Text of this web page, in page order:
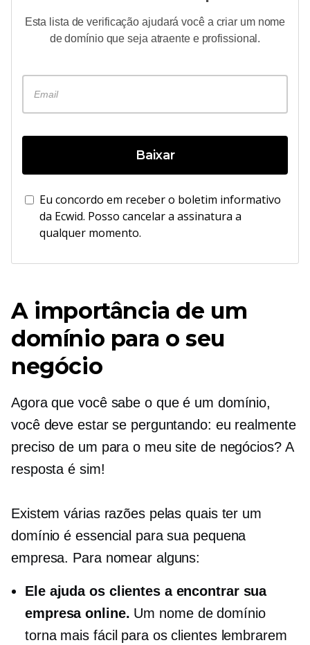
Esta lista de verificação ajudará você a criar um nome
de domínio que seja atraente e profissional.
Baixar
Eu concordo em receber o boletim informativo
da Ecwid. Posso cancelar a assinatura a
qualquer momento.
A importância de um
domínio para o seu
negócio
Agora que você sabe o que é um domínio,
você deve estar se perguntando: eu realmente
preciso de um para o meu site de negócios? A
resposta é sim!
Existem várias razões pelas quais ter um
domínio é essencial para sua pequena
empresa. Para nomear alguns:
Ele ajuda os clientes a encontrar sua
empresa online. Um nome de domínio
torna mais fácil para os clientes lembrarem